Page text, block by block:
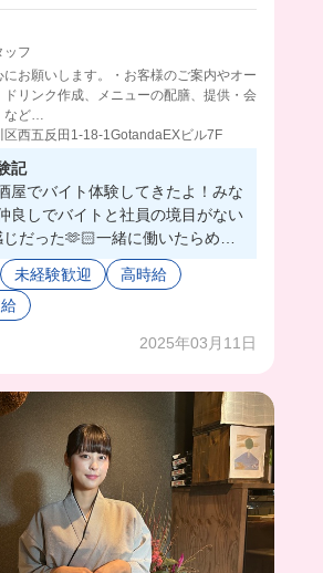
ッフ
にお願いします。・お客様のご案内やオー
ドリンク作成、メニューの配膳、提供・会
など…
区西五反田1-18-1GotandaEXビル7F
記
屋でバイト体験してきたよ！みな
良しでバイトと社員の境目がない
だった🫶🏻一緒に働いたらめっ
🥺同年代が多いから働きやすいよ
ーだから、オーダーとらなくてい
ゃれ自由度高めだからここで働く
未経験歓迎
高時給
2025年03月11日